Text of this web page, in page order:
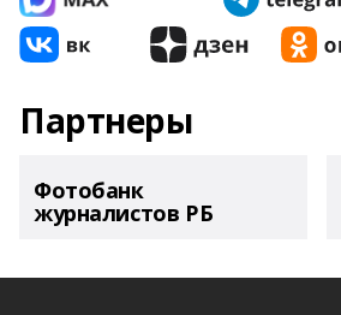
Партнеры
Фотобанк
журналистов РБ